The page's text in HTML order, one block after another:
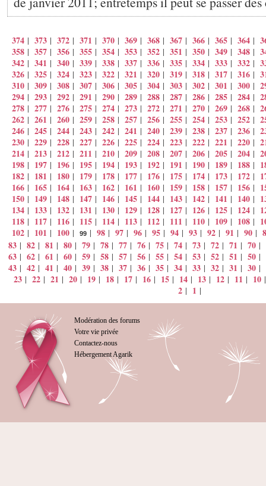
374 | 373 | 372 | 371 | 370 | 369 | 368 | 367 | 366 | 365 | 364 |
358 | 357 | 356 | 355 | 354 | 353 | 352 | 351 | 350 | 349 | 348 |
342 | 341 | 340 | 339 | 338 | 337 | 336 | 335 | 334 | 333 | 332 |
326 | 325 | 324 | 323 | 322 | 321 | 320 | 319 | 318 | 317 | 316 |
310 | 309 | 308 | 307 | 306 | 305 | 304 | 303 | 302 | 301 | 300 |
294 | 293 | 292 | 291 | 290 | 289 | 288 | 287 | 286 | 285 | 284 |
278 | 277 | 276 | 275 | 274 | 273 | 272 | 271 | 270 | 269 | 268 |
262 | 261 | 260 | 259 | 258 | 257 | 256 | 255 | 254 | 253 | 252 |
246 | 245 | 244 | 243 | 242 | 241 | 240 | 239 | 238 | 237 | 236 |
230 | 229 | 228 | 227 | 226 | 225 | 224 | 223 | 222 | 221 | 220 |
214 | 213 | 212 | 211 | 210 | 209 | 208 | 207 | 206 | 205 | 204 |
198 | 197 | 196 | 195 | 194 | 193 | 192 | 191 | 190 | 189 | 188 |
182 | 181 | 180 | 179 | 178 | 177 | 176 | 175 | 174 | 173 | 172 |
166 | 165 | 164 | 163 | 162 | 161 | 160 | 159 | 158 | 157 | 156 |
150 | 149 | 148 | 147 | 146 | 145 | 144 | 143 | 142 | 141 | 140 |
134 | 133 | 132 | 131 | 130 | 129 | 128 | 127 | 126 | 125 | 124 |
118 | 117 | 116 | 115 | 114 | 113 | 112 | 111 | 110 | 109 | 108 |
102 | 101 | 100 | 99 | 98 | 97 | 96 | 95 | 94 | 93 | 92 | 91 | 90 |
83 | 82 | 81 | 80 | 79 | 78 | 77 | 76 | 75 | 74 | 73 | 72 | 71 | 70 |
63 | 62 | 61 | 60 | 59 | 58 | 57 | 56 | 55 | 54 | 53 | 52 | 51 | 50 |
43 | 42 | 41 | 40 | 39 | 38 | 37 | 36 | 35 | 34 | 33 | 32 | 31 | 30 |
23 | 22 | 21 | 20 | 19 | 18 | 17 | 16 | 15 | 14 | 13 | 12 | 11 | 10
2 | 1 |
Modération des forums
Votre vie privée
Contactez-nous
Hébergement Agarik